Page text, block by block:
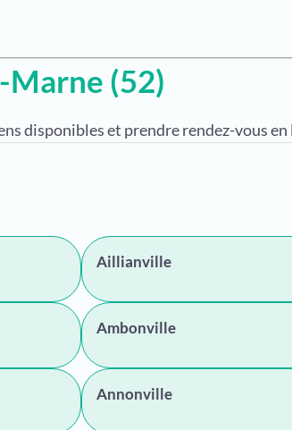
Marne (52)
disponibles et prendre rendez-vous en
Aillianville
Ambonville
Annonville